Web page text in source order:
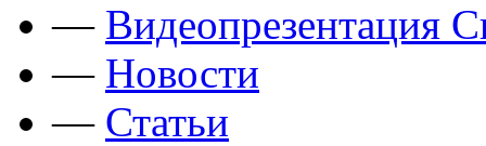
— Видеопрезентация
— Новости
— Статьи